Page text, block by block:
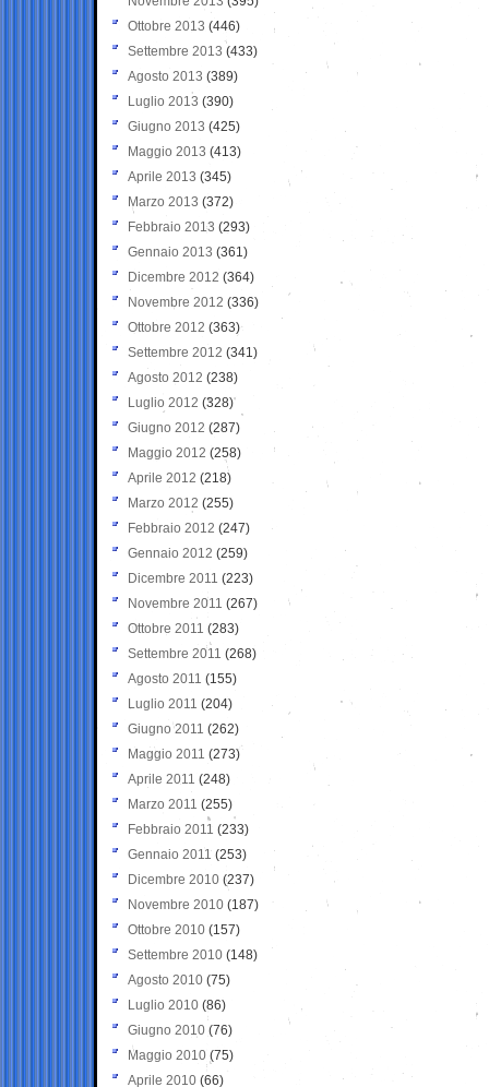
Ottobre 2013 (446)
Settembre 2013 (433)
Agosto 2013 (389)
Luglio 2013 (390)
Giugno 2013 (425)
Maggio 2013 (413)
Aprile 2013 (345)
Marzo 2013 (372)
Febbraio 2013 (293)
Gennaio 2013 (361)
Dicembre 2012 (364)
Novembre 2012 (336)
Ottobre 2012 (363)
Settembre 2012 (341)
Agosto 2012 (238)
Luglio 2012 (328)
Giugno 2012 (287)
Maggio 2012 (258)
Aprile 2012 (218)
Marzo 2012 (255)
Febbraio 2012 (247)
Gennaio 2012 (259)
Dicembre 2011 (223)
Novembre 2011 (267)
Ottobre 2011 (283)
Settembre 2011 (268)
Agosto 2011 (155)
Luglio 2011 (204)
Giugno 2011 (262)
Maggio 2011 (273)
Aprile 2011 (248)
Marzo 2011 (255)
Febbraio 2011 (233)
Gennaio 2011 (253)
Dicembre 2010 (237)
Novembre 2010 (187)
Ottobre 2010 (157)
Settembre 2010 (148)
Agosto 2010 (75)
Luglio 2010 (86)
Giugno 2010 (76)
Maggio 2010 (75)
Aprile 2010 (66)